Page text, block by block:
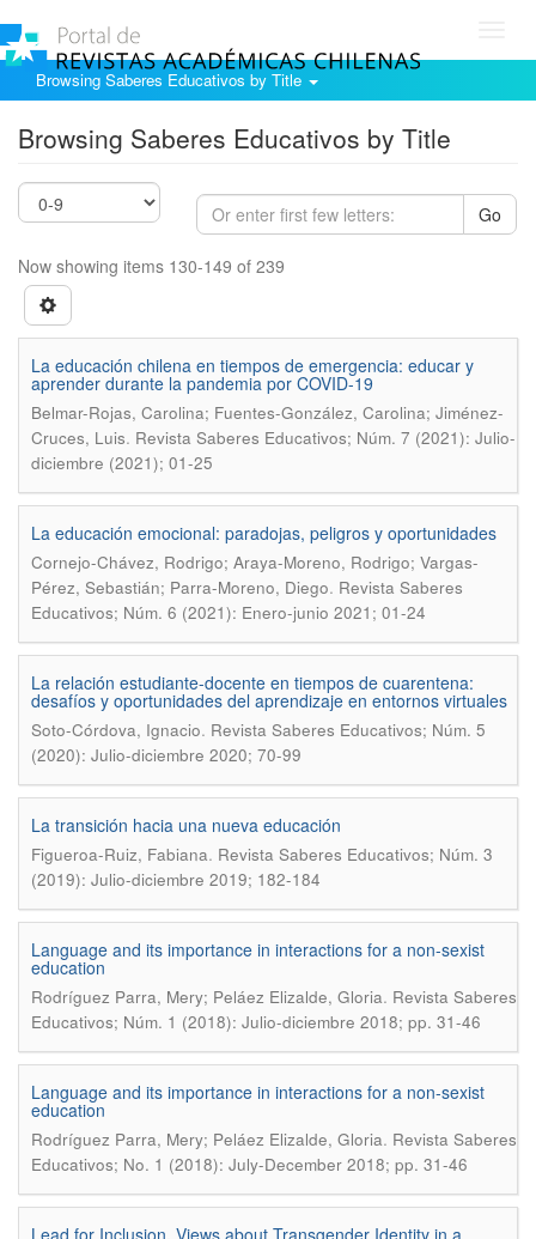
Browsing Saberes Educativos by Title
Browsing Saberes Educativos by Title
Go
Now showing items 130-149 of 239
La educación chilena en tiempos de emergencia: educar y
aprender durante la pandemia por COVID-19
Belmar-Rojas, Carolina; Fuentes-González, Carolina; Jiménez-
Cruces, Luis. Revista Saberes Educativos; Núm. 7 (2021): Julio-
diciembre (2021); 01-25
La educación emocional: paradojas, peligros y oportunidades
Cornejo-Chávez, Rodrigo; Araya-Moreno, Rodrigo; Vargas-
Pérez, Sebastián; Parra-Moreno, Diego. Revista Saberes
Educativos; Núm. 6 (2021): Enero-junio 2021; 01-24
La relación estudiante-docente en tiempos de cuarentena:
desafíos y oportunidades del aprendizaje en entornos virtuales
Soto-Córdova, Ignacio. Revista Saberes Educativos; Núm. 5
(2020): Julio-diciembre 2020; 70-99
La transición hacia una nueva educación
Figueroa-Ruiz, Fabiana. Revista Saberes Educativos; Núm. 3
(2019): Julio-diciembre 2019; 182-184
Language and its importance in interactions for a non-sexist
education
Rodríguez Parra, Mery; Peláez Elizalde, Gloria. Revista Saberes
Educativos; Núm. 1 (2018): Julio-diciembre 2018; pp. 31-46
Language and its importance in interactions for a non-sexist
education
Rodríguez Parra, Mery; Peláez Elizalde, Gloria. Revista Saberes
Educativos; No. 1 (2018): July-December 2018; pp. 31-46
Lead for Inclusion. Views about Transgender Identity in a